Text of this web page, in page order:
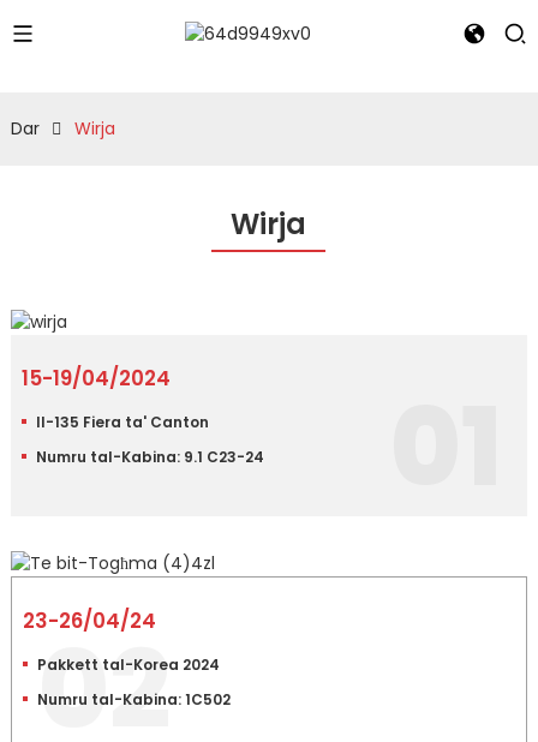
Dar Wirja
Wirja
15-19/04/2024
Il-135 Fiera ta' Canton
Numru tal-Kabina: 9.1 C23-24
23-26/04/24
Pakkett tal-Korea 2024
Numru tal-Kabina: 1C502
02